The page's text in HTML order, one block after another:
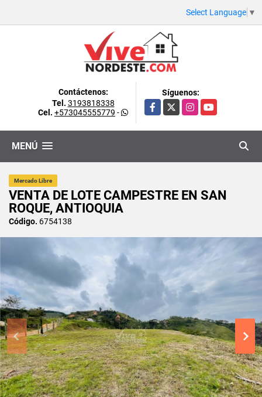
Select Language ▼
Contáctenos:
Tel. 3193818338
Cel. +573045555779 -
Síguenos:
Facebook
X InstagramYouTube
MENÚ
Mercado Libre
VENTA DE LOTE CAMPESTRE EN SAN
ROQUE, ANTIOQUIA
Código. 6754138